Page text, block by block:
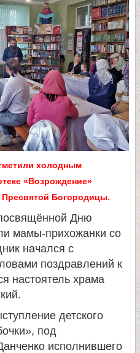
холодным
«Возрождение»
Пресвятой Богородицы.
Дню
мамы-прихожанки со
начался с
поздравлений к
настоятель храма
детского
под
исполнившего